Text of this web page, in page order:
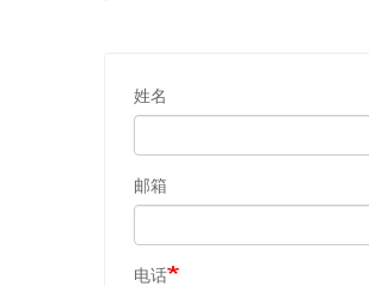
姓名
邮箱
电话